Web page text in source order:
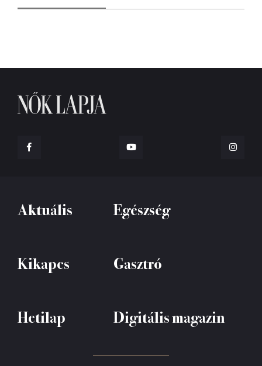
Aktuális Egészség
Kikapcs Gasztró
Hetilap Digitális magazin